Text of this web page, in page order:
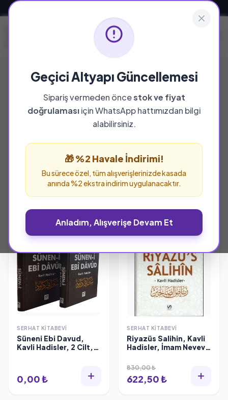
Geçici Altyapı Güncellemesi
Sipariş vermeden öncestok ve fiyat
doğrulamasıiçin WhatsApp hattımızdan bilgi
alabilirsiniz.
🎁 %2 Havale İndirimi!
Bu sürece özel, tüm alışverişlerinizde kasada
anında %2 ekstra indirim uygulanacaktır.
Anladım, Alışverişe Devam Et
YAYINEVI
Serhat Kitabevi
Serhat Kitabevi yayınevine ait tüm eserleri bu
sayfada inceleyebilir ve güvenle sipariş
SERHAT KITABEVI
Süneni Ebi Davud,
Kavli Hadisler, 2 Cilt,
0,00 ₺
%25 İNDİRİM
SERHAT KITABEVI
Riyazüs Salihin, Kavli
Hadisler, İmam Nevevi,
830,00 ₺
622,50 ₺